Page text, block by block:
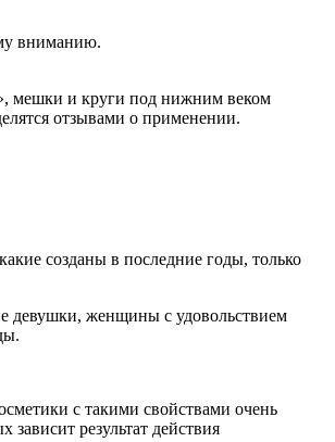
вниманию.
мешки и круги под нижним веком
отзывами о применении.
созданы в последние годы, только
девушки, женщины с удовольствием
с такими свойствами очень
результат действия